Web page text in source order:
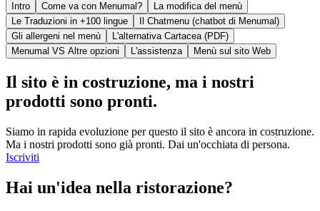
Intro Come va con Menumal?
La modifica del menù
Le Traduzioni in +100 lingue
Il Chatmenu (chatbot di Menumal)
Gli allergeni nel menù
L'alternativa Cartacea (PDF)
Menumal VS Altre opzioni
L'assistenza Menù sul sito Web
Il sito è in costruzione, ma i nostri
prodotti sono pronti.
Siamo in rapida evoluzione per questo il sito è ancora in costruzione.
Ma i nostri prodotti sono già pronti. Dai un'occhiata di persona.
Iscriviti
Hai un'idea nella ristorazione?